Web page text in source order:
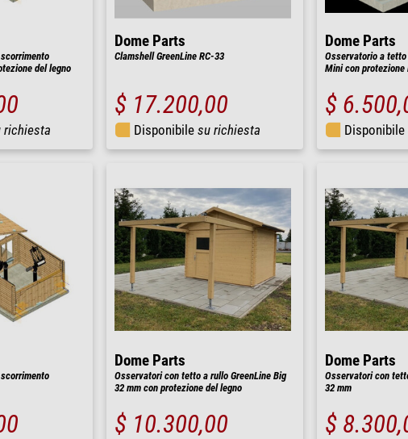
del legno
richiesta
Dome Parts
Clamshell GreenLine RC-33
$ 17.200,00
Disponibile su richiesta
Dome Parts
Osservatorio a
Mini con protezione
$
Disponibile
Dome Parts
Osservatori con tetto a rullo GreenLine Big
32 mm con protezione del legno
$ 10.300,00
Dome Parts
Osservatori con
32 mm
$